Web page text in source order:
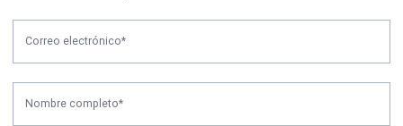
Correo electrónico*
Nombre completo*